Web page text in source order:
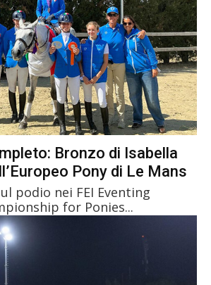
Bronzo di Isabella
Pony di Le Mans
podio nei FEI Eventing
for Ponies...